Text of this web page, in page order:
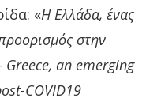
«Η Ελλάδα, ένας
στην
Greece, an emerging
COVID19